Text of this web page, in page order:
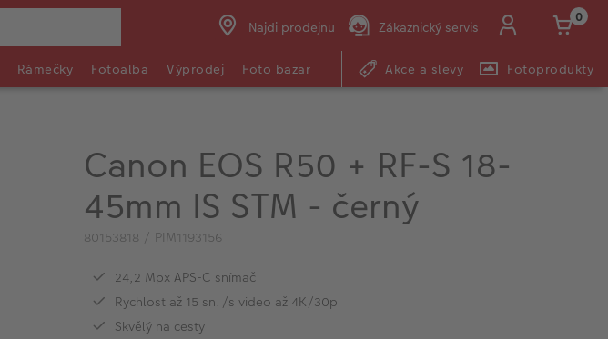
Najdi prodejnu Zákaznický servis
0
Rámečky Fotoalba Výprodej Foto bazar Akce a slevy Fotoprodukty
Canon EOS R50 + RF-S 18-
45mm IS STM - černý
80153818 / PIM1193156
24,2 Mpx APS-C snímač
Rychlost až 15 sn./s video až 4K/30p
Skvělý na cesty